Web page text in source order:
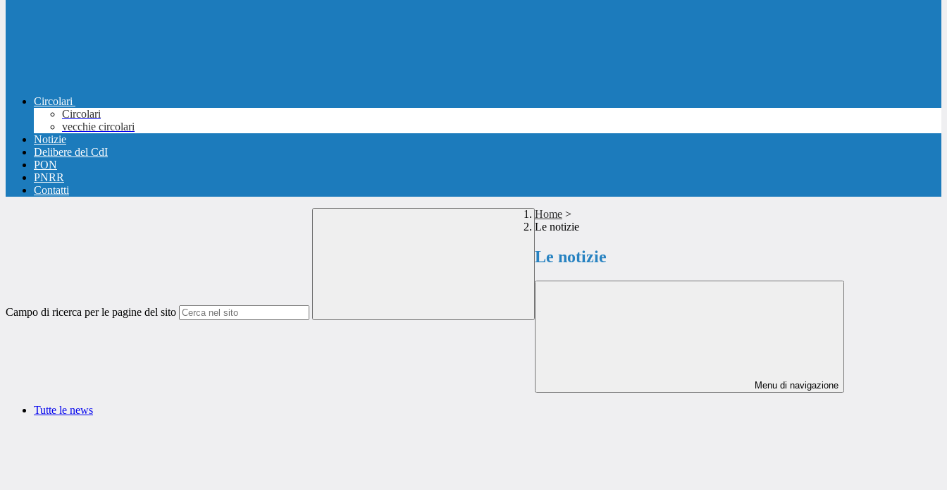
Circolari
Circolari
vecchie circolari
Notizie
Delibere del CdI
PON
PNRR
Contatti
Campo di ricerca per le pagine del sito
Home >
Le notizie
Le notizie
Menu di navigazione
Tutte le news